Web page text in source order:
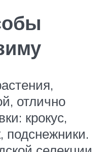
отлично
крокус,
подснежники.